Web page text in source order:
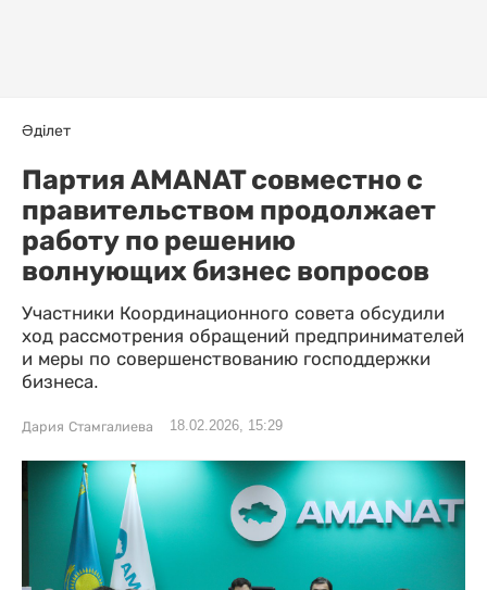
Әділет
Партия AMANAT совместно с
правительством продолжает
работу по решению
волнующих бизнес вопросов
Участники Координационного совета обсудили
ход рассмотрения обращений предпринимателей
и меры по совершенствованию господдержки
бизнеса.
Дария Стамгалиева 18.02.2026, 15:29